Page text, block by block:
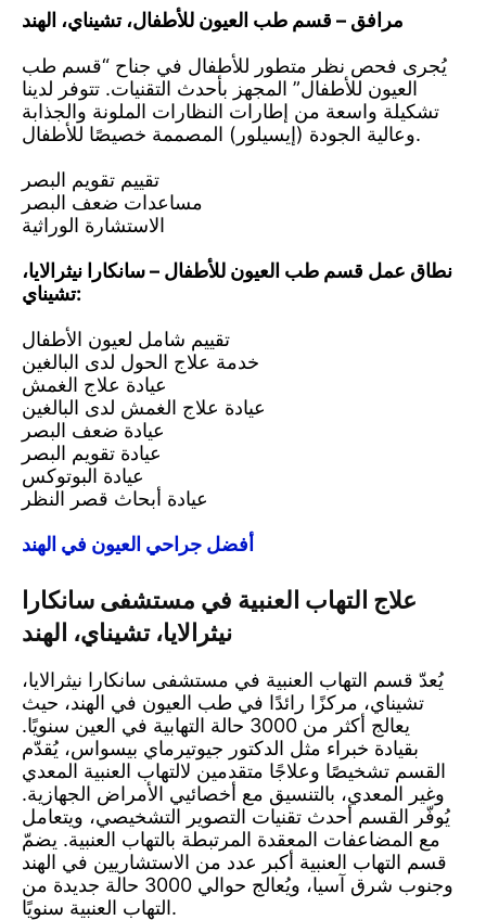
مرافق – قسم طب العيون للأطفال، تشيناي، الهند
يُجرى فحص نظر متطور للأطفال في جناح “قسم طب
العيون للأطفال” المجهز بأحدث التقنيات. تتوفر لدينا
تشكيلة واسعة من إطارات النظارات الملونة والجذابة
وعالية الجودة (إيسيلور) المصممة خصيصًا للأطفال.
تقييم تقويم البصر
مساعدات ضعف البصر
الاستشارة الوراثية
نطاق عمل قسم طب العيون للأطفال – سانكارا نيثرالايا،
تشيناي:
تقييم شامل لعيون الأطفال
خدمة علاج الحول لدى البالغين
عيادة علاج الغمش
عيادة علاج الغمش لدى البالغين
عيادة ضعف البصر
عيادة تقويم البصر
عيادة البوتوكس
عيادة أبحاث قصر النظر
أفضل جراحي العيون في الهند
علاج التهاب العنبية في مستشفى سانكارا
نيثرالايا، تشيناي، الهند
يُعدّ قسم التهاب العنبية في مستشفى سانكارا نيثرالايا،
تشيناي، مركزًا رائدًا في طب العيون في الهند، حيث
يعالج أكثر من 3000 حالة التهابية في العين سنويًا.
بقيادة خبراء مثل الدكتور جيوتيرماي بيسواس، يُقدّم
القسم تشخيصًا وعلاجًا متقدمين لالتهاب العنبية المعدي
وغير المعدي، بالتنسيق مع أخصائيي الأمراض الجهازية.
يُوفّر القسم أحدث تقنيات التصوير التشخيصي، ويتعامل
مع المضاعفات المعقدة المرتبطة بالتهاب العنبية. يضمّ
قسم التهاب العنبية أكبر عدد من الاستشاريين في الهند
وجنوب شرق آسيا، ويُعالج حوالي 3000 حالة جديدة من
التهاب العنبية سنويًا.